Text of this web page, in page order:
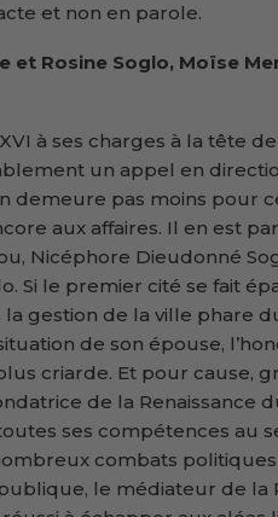
et non en parole.
et Rosine Soglo, Moïse
à ses charges à la tête de
un appel en
demeure pas moins pour
aux affaires. Il en est
Nicéphore Dieudonné
Si le premier cité se fait
gestion de la ville phare
de son épouse,
criarde. Et pour cause,
de la Renaissance
ses compétences au
combats
le médiateur de la